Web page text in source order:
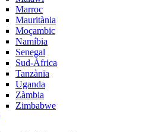
Marroc
Mauritània
Moçambic
Namíbia
Senegal
Sud-Àfrica
Tanzània
Uganda
Zàmbia
Zimbabwe